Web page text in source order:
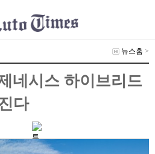
뉴스홈 >
네시스 하이브리드
다